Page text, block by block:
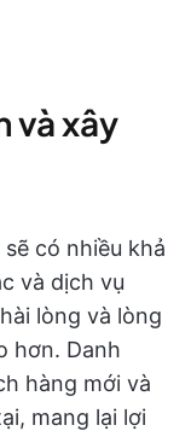
và xây
có nhiều khả
và dịch vụ
lòng và lòng
hơn. Danh
hàng mới và
mang lại lợi